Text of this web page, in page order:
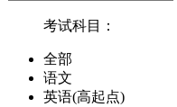
考试科目：
全部
语文
英语(高起点)